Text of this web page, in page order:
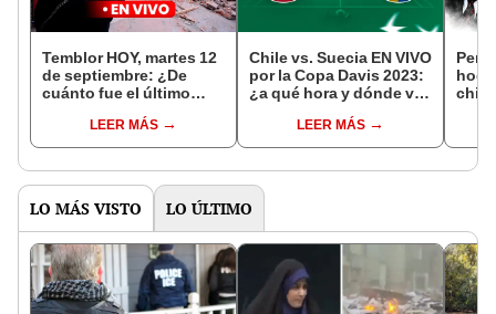
Temblor HOY, martes 12
de septiembre: ¿De
cuánto fue el último
el CSNLEER MÁS
Chile vs. Suecia EN VIVO
por la Copa Davis 2023:
¿a qué hora y dónde ver
LEER MÁS
Perú
LO MÁS VISTO LO ÚLTIMO